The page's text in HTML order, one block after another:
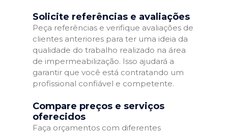
Solicite referências e avaliações
Peça referências e verifique avaliações de
clientes anteriores para ter uma ideia da
qualidade do trabalho realizado na área
de impermeabilização. Isso ajudará a
garantir que você está contratando um
profissional confiável e competente.
Compare preços e serviços
oferecidos
Faça orçamentos com diferentes